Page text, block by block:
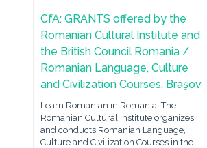
CfA: GRANTS offered by the
Romanian Cultural Institute and
the British Council Romania /
Romanian Language, Culture
and Civilization Courses, Braşov
Learn Romanian in Romania! The
Romanian Cultural Institute organizes
and conducts Romanian Language,
Culture and Civilization Courses in the